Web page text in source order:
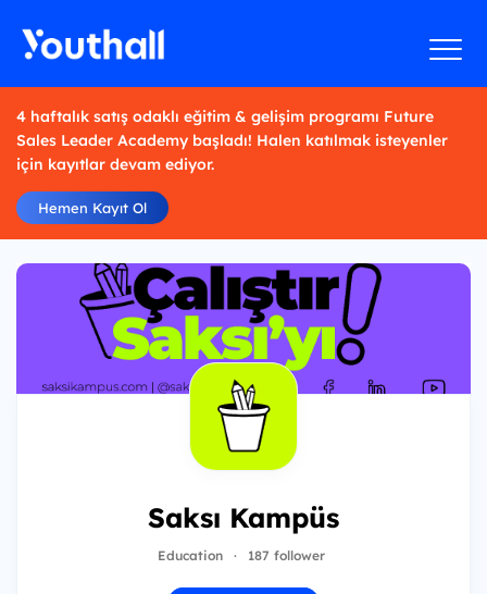
4 haftalık satış odaklı eğitim & gelişim programı Future
Sales Leader Academy başladı! Halen katılmak isteyenler
için kayıtlar devam ediyor.
Hemen Kayıt Ol
Saksı Kampüs
Education · 187 follower